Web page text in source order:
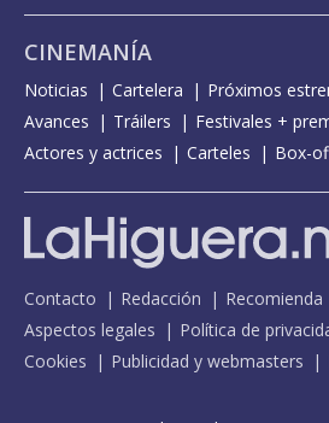
CINEMANÍA
Noticias Cartelera Próximos
Avances
Tráilers
Festivales +
Actores y actrices
Carteles Box-
Contacto Redacción Recomienda
Aspectos legales
Política de
Cookies
Publicidad y webmasters